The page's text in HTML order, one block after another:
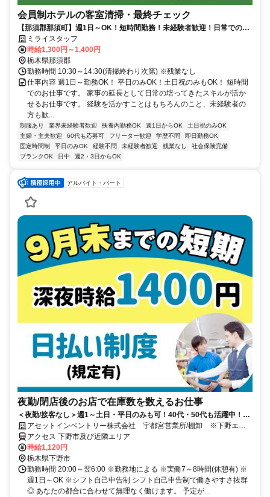
会員制ホテルの客室清掃・最終チェック
【那須郡那須町】週1日～OK！短時間勤務！未経験者歓迎！日常での経
験も活かせる清掃のお仕事です！
ミライスタッフ
時給1,300円～1,400円
栃木県那須郡
勤務時間 10:30～14:30(清掃終わり次第) ※残業なし
仕事内容 週1日～勤務OK！ 平日のみOK！土日祝のみもOK！ 短時間
でのお仕事です。 家事の延長として日常の培ってきたスキルが活か
せるお仕事です。 経験を活かすことはもちろんのこと、未経験者の
方も歓...
制服あり 業界未経験者歓迎 扶養内勤務OK 週1日からOK
土日祝のみOK
主婦・主夫歓迎
60代も応募可 フリーター歓迎 学歴不問
即日勤務OK
固定時間制
平日のみOK 経験不問 未経験者歓迎 残業なし
社会保険完備
ブランクOK
日中 週2・3日からOK
アルバイト・パート
夜勤/閉店後のお店で在庫数を数えるお仕事
＜夜勤/接客なし＞週1～土日・平日のみも可！40代・50代も活躍中！ド
ライバーできる方歓迎！
アセットインベントリー株式会社 宇都宮営業所/棚卸 ※下野エリ
ア管轄
アクセス 下野市及び近隣エリア
時給1,120円
栃木県下野市
勤務時間 20:00～翌6:00 ※勤務地による ※実働7～8時間(休憩有) ※
週1日～OK ※シフト自己申告制 シフト自己申告制で働きやすさ抜群
◎ あなたの都合に合わせて無理なく働けます。 予定が...